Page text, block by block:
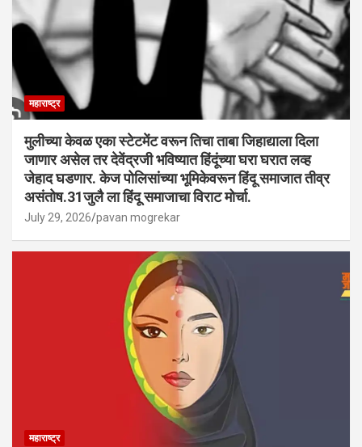
महाराष्ट्र
मुलीच्या केवळ एका स्टेटमेंट वरून तिचा ताबा जिहाद्याला दिला
जाणार असेल तर देवेंद्रजी भविष्यात हिंदूंच्या घरा घरात लव्ह
जेहाद घडणार. केज पोलिसांच्या भूमिकेवरून हिंदू समाजात तीव्र
असंतोष.31जुलै ला हिंदू समाजाचा विराट मोर्चा.
July 29, 2026 pavan mogrekar
महाराष्ट्र